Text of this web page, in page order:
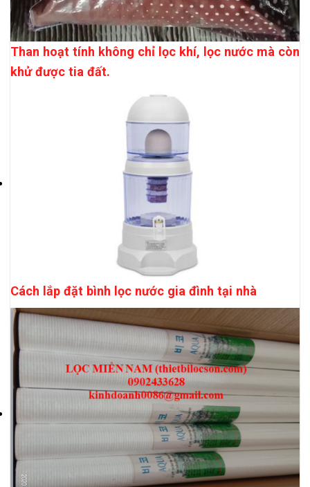
Than hoạt tính không chỉ lọc khí, lọc nước mà còn
khử được tia đất.
Cách lắp đặt bình lọc nước gia đình tại nhà